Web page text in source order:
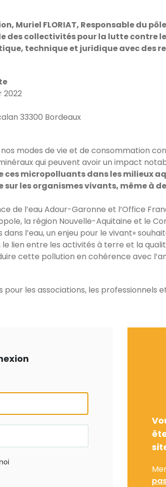
Muriel FLORIAT, Responsable du
des collectivités pour la lutte contre
technique et juridique avec des
2022
33300 Bordeaux
modes de vie et de consommation
qui peuvent avoir un impact
ces micropolluants dans les milieux
sur les organismes vivants, même à
de l’eau Adour-Garonne et l’Office
la région Nouvelle-Aquitaine et le
dans l’eau, un enjeu pour le vivant»
lien entre les activités à terre et la
cette pollution en cohérence avec
pour les associations, les professionnels